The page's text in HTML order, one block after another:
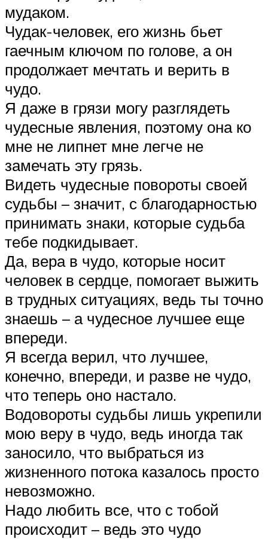
мудаком.
Чудак-человек, его жизнь бьет
гаечным ключом по голове, а он
продолжает мечтать и верить в
чудо.
Я даже в грязи могу разглядеть
чудесные явления, поэтому она ко
мне не липнет мне легче не
замечать эту грязь.
Видеть чудесные повороты своей
судьбы – значит, с благодарностью
принимать знаки, которые судьба
тебе подкидывает.
Да, вера в чудо, которые носит
человек в сердце, помогает выжить
в трудных ситуациях, ведь ты точно
знаешь – а чудесное лучшее еще
впереди.
Я всегда верил, что лучшее,
конечно, впереди, и разве не чудо,
что теперь оно настало.
Водовороты судьбы лишь укрепили
мою веру в чудо, ведь иногда так
заносило, что выбраться из
жизненного потока казалось просто
невозможно.
Надо любить все, что с тобой
происходит – ведь это чудо